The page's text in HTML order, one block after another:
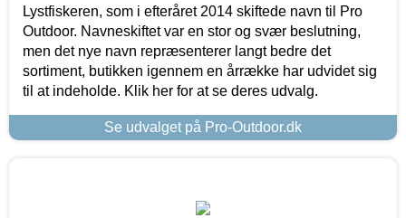
Lystfiskeren, som i efteråret 2014 skiftede navn til Pro
Outdoor. Navneskiftet var en stor og svær beslutning,
men det nye navn repræsenterer langt bedre det
sortiment, butikken igennem en årrække har udvidet sig
til at indeholde. Klik her for at se deres udvalg.
Se udvalget på Pro-Outdoor.dk